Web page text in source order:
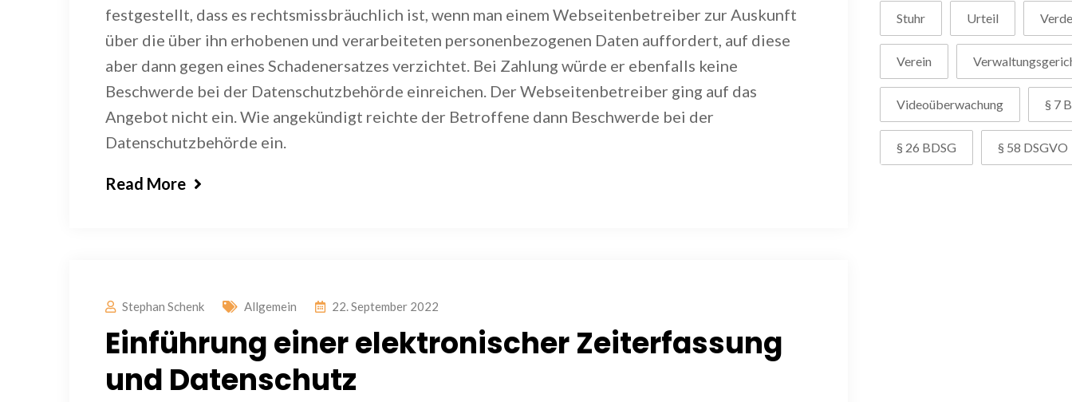
festgestellt, dass es rechtsmissbräuchlich ist, wenn man einem Webseitenbetreiber zur Auskunft
über die über ihn erhobenen und verarbeiteten personenbezogenen Daten auffordert, auf diese
aber dann gegen eines Schadenersatzes verzichtet. Bei Zahlung würde er ebenfalls keine
Beschwerde bei der Datenschutzbehörde einreichen. Der Webseitenbetreiber ging auf das
Angebot nicht ein. Wie angekündigt reichte der Betroffene dann Beschwerde bei der
Datenschutzbehörde ein.
Read More
Stephan Schenk Allgemein 22. September 2022
Einführung einer elektronischer Zeiterfassung
und Datenschutz
Stuhr Urteil
Verein
Videoüberwachung § 7
§ 26 BDSG § 58 DSGVO